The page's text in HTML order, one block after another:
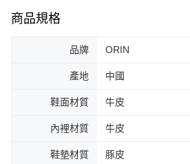
商品規格
品牌 ORIN
產地 中國
鞋面材質 牛皮
內裡材質 牛皮
鞋墊材質 豚皮